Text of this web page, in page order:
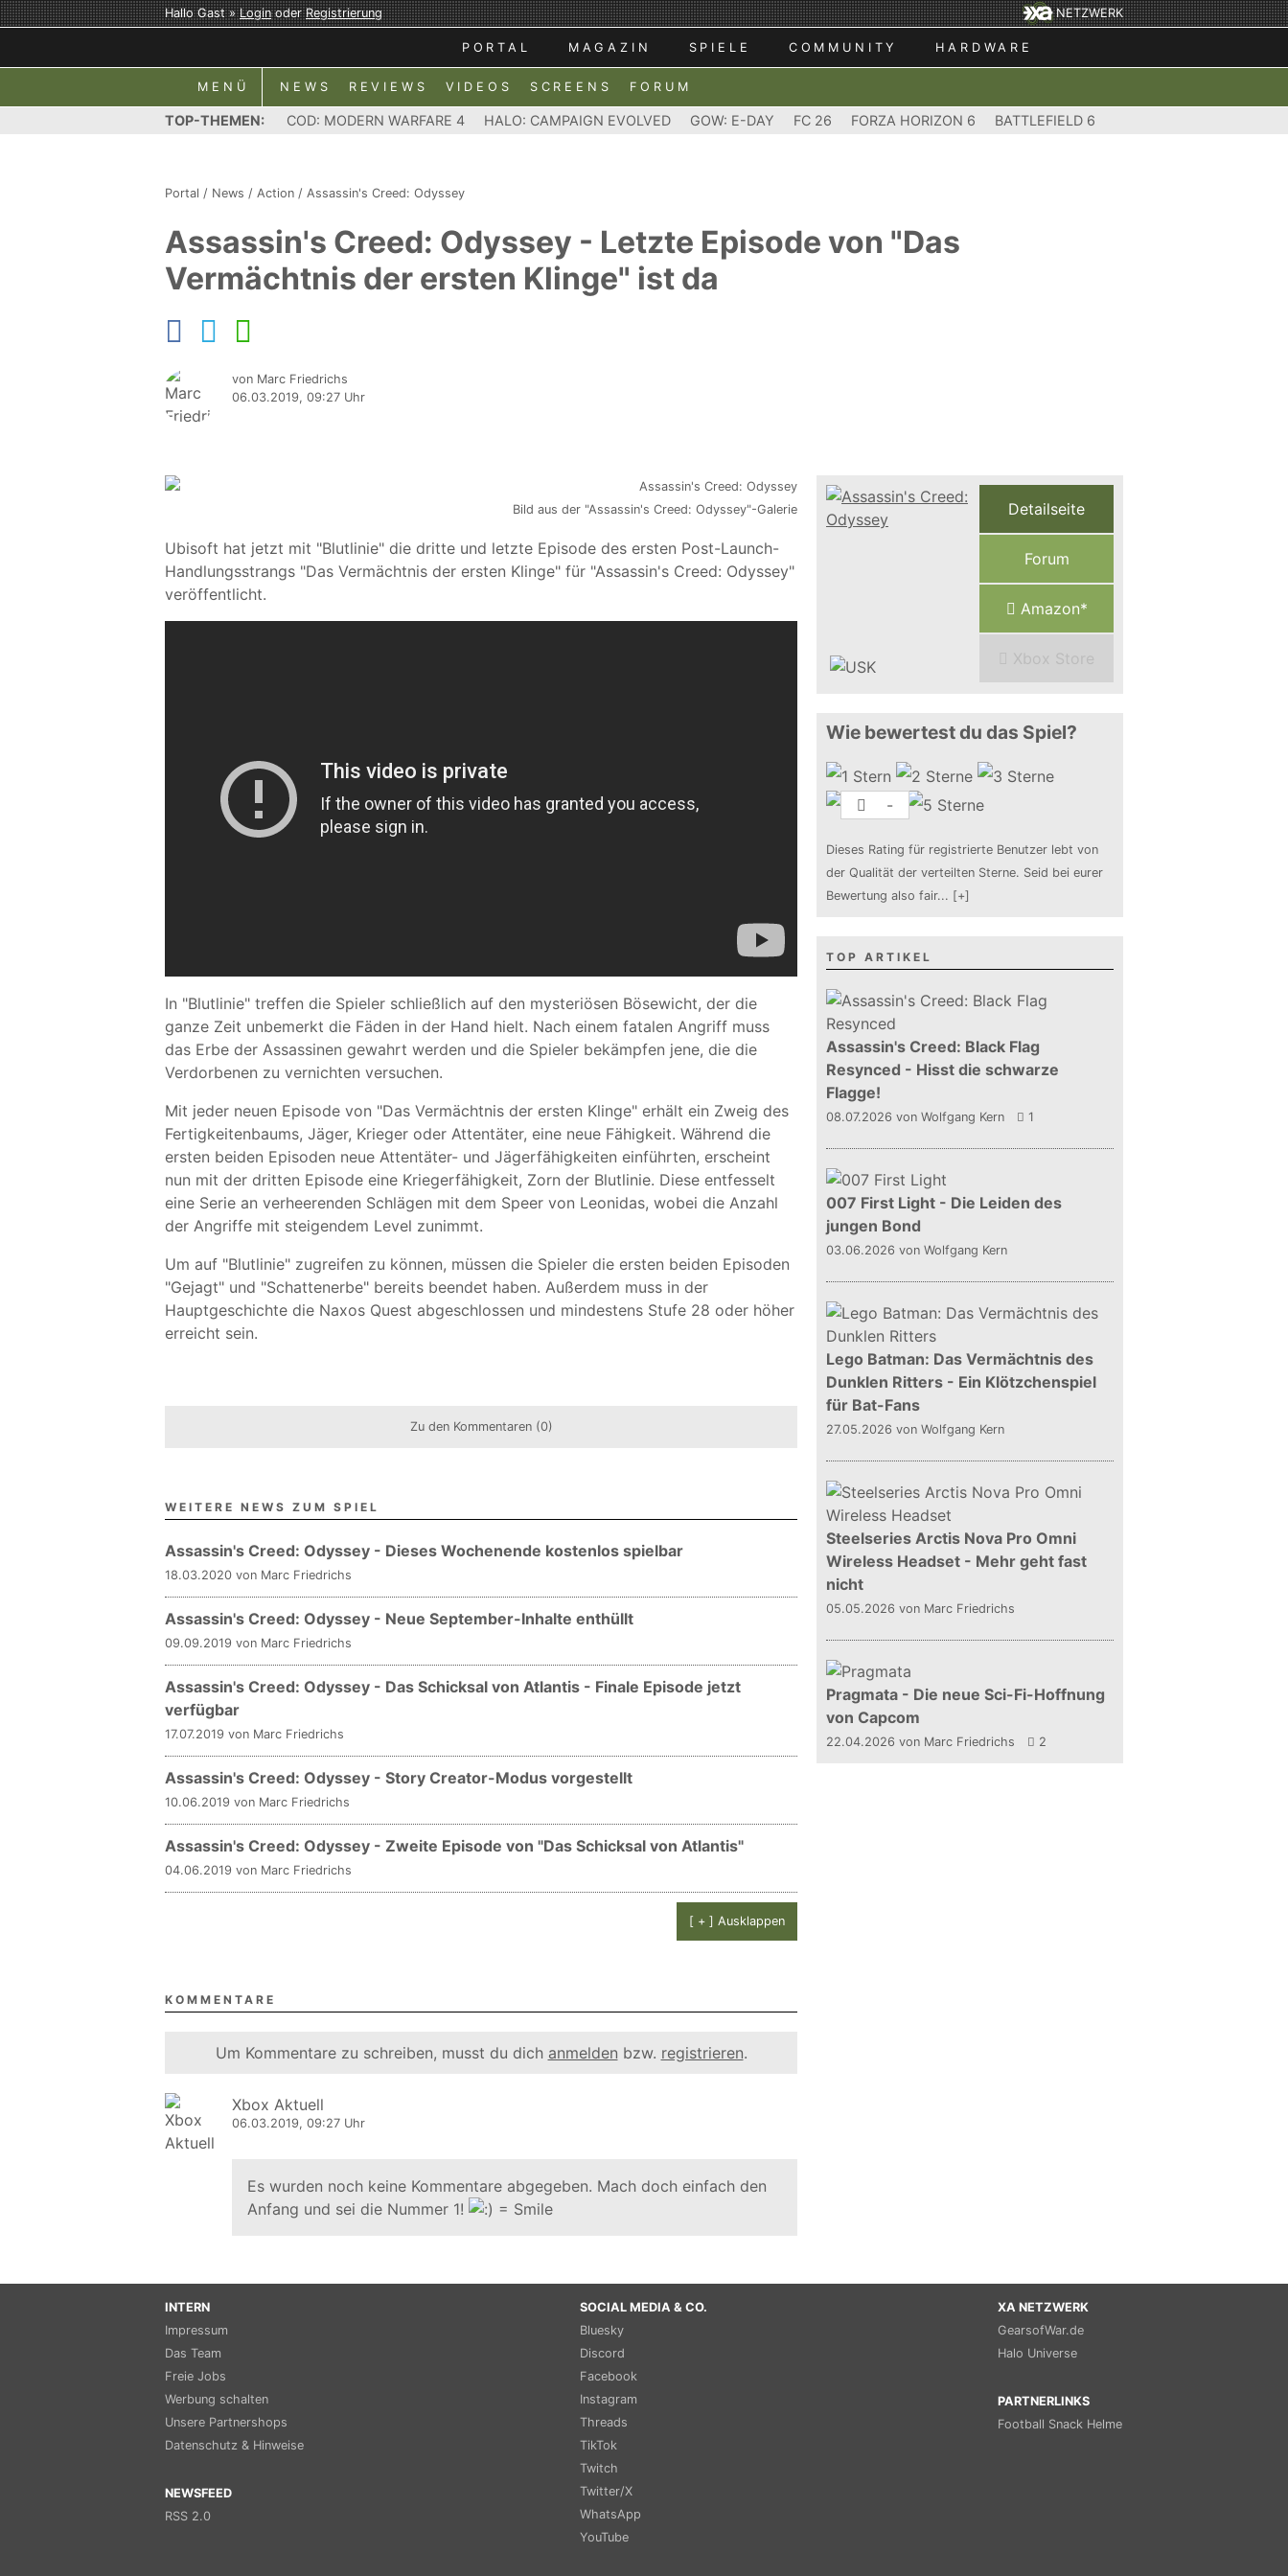
Hallo Gast »LoginoderRegistrierung NETZWERK
PORTAL MAGAZIN SPIELE COMMUNITY HARDWARE
MENÜ NEWS REVIEWS VIDEOS SCREENS FORUM
TOP-THEMEN: COD: MODERN WARFARE 4 HALO: CAMPAIGN EVOLVED GOW: E-DAY FC 26 FORZA HORIZON 6 BATTLEFIELD 6
Portal / News / Action / Assassin's Creed: Odyssey
Assassin's Creed: Odyssey - Letzte Episode von "Das
Vermächtnis der ersten Klinge" ist da
von Marc Friedrichs
06.03.2019, 09:27 Uhr
Bild aus der "Assassin's Creed: Odyssey"-Galerie
Ubisoft hat jetzt mit "Blutlinie" die dritte und letzte Episode des ersten Post-Launch-
Handlungsstrangs "Das Vermächtnis der ersten Klinge" für "Assassin's Creed: Odyssey"
veröffentlicht.
In "Blutlinie" treffen die Spieler schließlich auf den mysteriösen Bösewicht, der die
ganze Zeit unbemerkt die Fäden in der Hand hielt. Nach einem fatalen Angriff muss
das Erbe der Assassinen gewahrt werden und die Spieler bekämpfen jene, die die
Verdorbenen zu vernichten versuchen.
Mit jeder neuen Episode von "Das Vermächtnis der ersten Klinge" erhält ein Zweig des
Fertigkeitenbaums, Jäger, Krieger oder Attentäter, eine neue Fähigkeit. Während die
ersten beiden Episoden neue Attentäter- und Jägerfähigkeiten einführten, erscheint
nun mit der dritten Episode eine Kriegerfähigkeit, Zorn der Blutlinie. Diese entfesselt
eine Serie an verheerenden Schlägen mit dem Speer von Leonidas, wobei die Anzahl
der Angriffe mit steigendem Level zunimmt.
Um auf "Blutlinie" zugreifen zu können, müssen die Spieler die ersten beiden Episoden
"Gejagt" und "Schattenerbe" bereits beendet haben. Außerdem muss in der
Hauptgeschichte die Naxos Quest abgeschlossen und mindestens Stufe 28 oder höher
erreicht sein.
Zu den Kommentaren (0)
WEITERE NEWS ZUM SPIEL
Assassin's Creed: Odyssey - Dieses Wochenende kostenlos spielbar
18.03.2020 von Marc Friedrichs
Assassin's Creed: Odyssey - Neue September-Inhalte enthüllt
09.09.2019 von Marc Friedrichs
Assassin's Creed: Odyssey - Das Schicksal von Atlantis - Finale Episode jetzt
verfügbar
17.07.2019 von Marc Friedrichs
Assassin's Creed: Odyssey - Story Creator-Modus vorgestellt
10.06.2019 von Marc Friedrichs
Assassin's Creed: Odyssey - Zweite Episode von "Das Schicksal von Atlantis"
04.06.2019 von Marc Friedrichs
[ + ] Ausklappen
KOMMENTARE
Um Kommentare zu schreiben, musst du dich anmelden bzw. registrieren.
Xbox Aktuell
06.03.2019, 09:27 Uhr
Es wurden noch keine Kommentare abgegeben. Mach doch einfach den
Anfang und sei die Nummer 1!
Detailseite
Forum
Amazon*
Xbox Store
Wie bewertest du das Spiel?
-
Dieses Rating für registrierte Benutzer lebt von
der Qualität der verteilten Sterne. Seid bei eurer
Bewertung also fair... [+]
TOP ARTIKEL
Assassin's Creed: Black Flag
Resynced - Hisst die schwarze
Flagge!
08.07.2026 von Wolfgang Kern 1
007 First Light - Die Leiden des
jungen Bond
03.06.2026 von Wolfgang Kern
Lego Batman: Das Vermächtnis des
Dunklen Ritters - Ein Klötzchenspiel
für Bat-Fans
27.05.2026 von Wolfgang Kern
Steelseries Arctis Nova Pro Omni
Wireless Headset - Mehr geht fast
nicht
05.05.2026 von Marc Friedrichs
Pragmata - Die neue Sci-Fi-Hoffnung
von Capcom
22.04.2026 von Marc Friedrichs 2
INTERN
Impressum
Das Team
Freie Jobs
Werbung schalten
Unsere Partnershops
Datenschutz & Hinweise
NEWSFEED
RSS 2.0
SOCIAL MEDIA & CO.
Bluesky
Discord
Facebook
Instagram
Threads
TikTok
Twitch
Twitter/X
WhatsApp
YouTube
XA NETZWERK
GearsofWar.de
Halo Universe
PARTNERLINKS
Football Snack Helme